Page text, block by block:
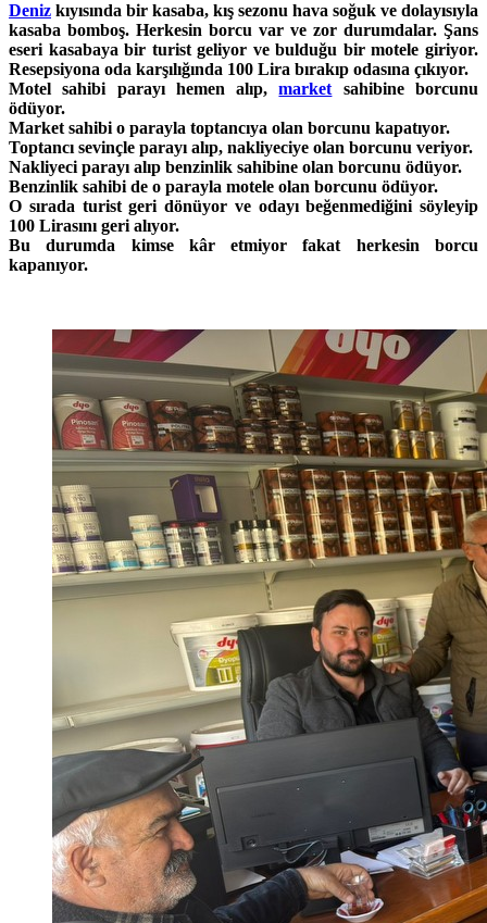
Deniz kıyısında bir kasaba, kış sezonu hava soğuk ve dolayısıyla
kasaba bomboş. Herkesin borcu var ve zor durumdalar. Şans
eseri kasabaya bir turist geliyor ve bulduğu bir motele giriyor.
Resepsiyona oda karşılığında 100 Lira bırakıp odasına çıkıyor.
Motel sahibi parayı hemen alıp,marketsahibine borcunu
ödüyor.
Market sahibi o parayla toptancıya olan borcunu kapatıyor.
Toptancı sevinçle parayı alıp, nakliyeciye olan borcunu veriyor.
Nakliyeci parayı alıp benzinlik sahibine olan borcunu ödüyor.
Benzinlik sahibi de o parayla motele olan borcunu ödüyor.
O sırada turist geri dönüyor ve odayı beğenmediğini söyleyip
100 Lirasını geri alıyor.
Bu durumda kimse kâr etmiyor fakat herkesin borcu
kapanıyor.